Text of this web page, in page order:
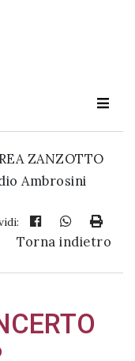
ZANZOTTO
Ambrosini
Torna indietro